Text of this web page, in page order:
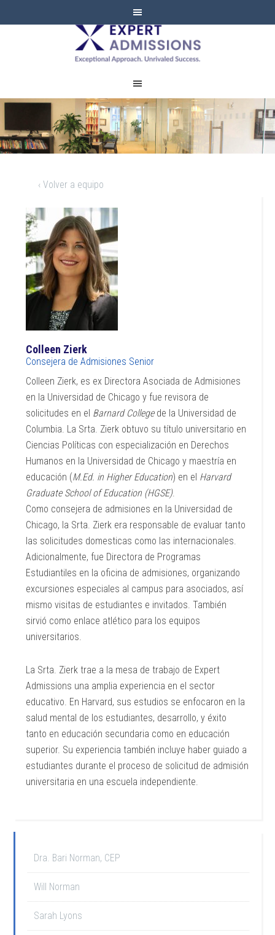
EXPERT
ADMISSIONS
‹ Volver a equipo
Colleen Zierk
Consejera de Admisiones Senior
Colleen Zierk, es ex Directora Asociada de Admisiones
en la Universidad de Chicago y fue revisora de
solicitudes en el Barnard College de la Universidad de
Columbia. La Srta. Zierk obtuvo su título universitario en
Ciencias Políticas con especialización en Derechos
Humanos en la Universidad de Chicago y maestría en
educación (M.Ed. in Higher Education) en el Harvard
Graduate School of Education (HGSE).
Como consejera de admisiones en la Universidad de
Chicago, la Srta. Zierk era responsable de evaluar tanto
las solicitudes domesticas como las internacionales.
Adicionalmente, fue Directora de Programas
Estudiantiles en la oficina de admisiones, organizando
excursiones especiales al campus para asociados, así
mismo visitas de estudiantes e invitados. También
sirvió como enlace atlético para los equipos
universitarios.
La Srta. Zierk trae a la mesa de trabajo de Expert
Admissions una amplia experiencia en el sector
educativo. En Harvard, sus estudios se enfocaron en la
salud mental de los estudiantes, desarrollo, y éxito
tanto en educación secundaria como en educación
superior. Su experiencia también incluye haber guiado a
estudiantes durante el proceso de solicitud de admisión
universitaria en una escuela independiente.
Dra. Bari Norman, CEP
Will Norman
Sarah Lyons